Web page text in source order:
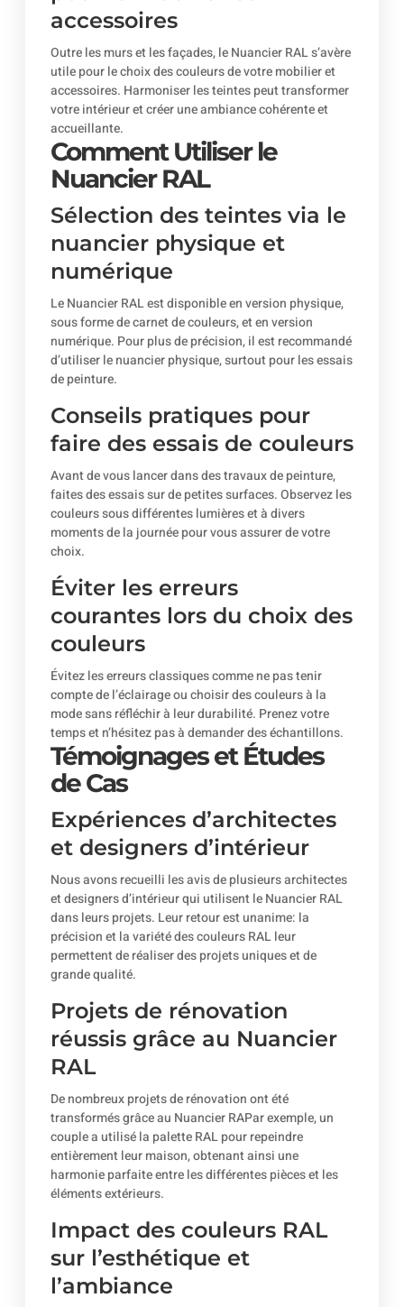
accessoires
Outre les murs et les façades, le Nuancier RAL s’avère
utile pour le choix des couleurs de votre mobilier et
accessoires. Harmoniser les teintes peut transformer
votre intérieur et créer une ambiance cohérente et
accueillante.
Comment Utiliser le
Nuancier RAL
Sélection des teintes via le
nuancier physique et
numérique
Le Nuancier RAL est disponible en version physique,
sous forme de carnet de couleurs, et en version
numérique. Pour plus de précision, il est recommandé
d’utiliser le nuancier physique, surtout pour les essais
de peinture.
Conseils pratiques pour
faire des essais de couleurs
Avant de vous lancer dans des travaux de peinture,
faites des essais sur de petites surfaces. Observez les
couleurs sous différentes lumières et à divers
moments de la journée pour vous assurer de votre
choix.
Éviter les erreurs
courantes lors du choix des
couleurs
Évitez les erreurs classiques comme ne pas tenir
compte de l’éclairage ou choisir des couleurs à la
mode sans réfléchir à leur durabilité. Prenez votre
temps et n’hésitez pas à demander des échantillons.
Témoignages et Études
de Cas
Expériences d’architectes
et designers d’intérieur
Nous avons recueilli les avis de plusieurs architectes
et designers d’intérieur qui utilisent le Nuancier RAL
dans leurs projets. Leur retour est unanime: la
précision et la variété des couleurs RAL leur
permettent de réaliser des projets uniques et de
grande qualité.
Projets de rénovation
réussis grâce au Nuancier
RAL
De nombreux projets de rénovation ont été
transformés grâce au Nuancier RAPar exemple, un
couple a utilisé la palette RAL pour repeindre
entièrement leur maison, obtenant ainsi une
harmonie parfaite entre les différentes pièces et les
éléments extérieurs.
Impact des couleurs RAL
sur l’esthétique et
l’ambiance